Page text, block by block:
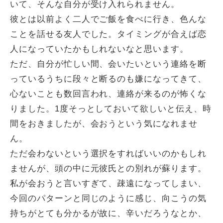
いて、そんな自分が受け入れられません。
彼とは以前よく二人でご飯を食べに行き、色んな
ことを話せる友人でした。タイミングが合えば恋
人になっていたかもしれないなと思います。
ただ、自分が忙しい間、会いたいという連絡を断
っているうちに段々と断るのも嫌になってきて、
心ないことも数回言われ、連絡が来るのが怖くな
りました。1度そっとしておいて欲しいと伝え、時
間をおきましたが、会おうという気になれませ
ん。
ただ会わないという選択をすればいいのかもしれ
ませんが、頭の中に元彼氏との別れが蘇ります。
私が会おうと言いすぎて、疎遠になってしまい、
今回のパターンと同じのように感じ、向こうの気
持ちがとても分かるが故に、辛いだろうなとか、